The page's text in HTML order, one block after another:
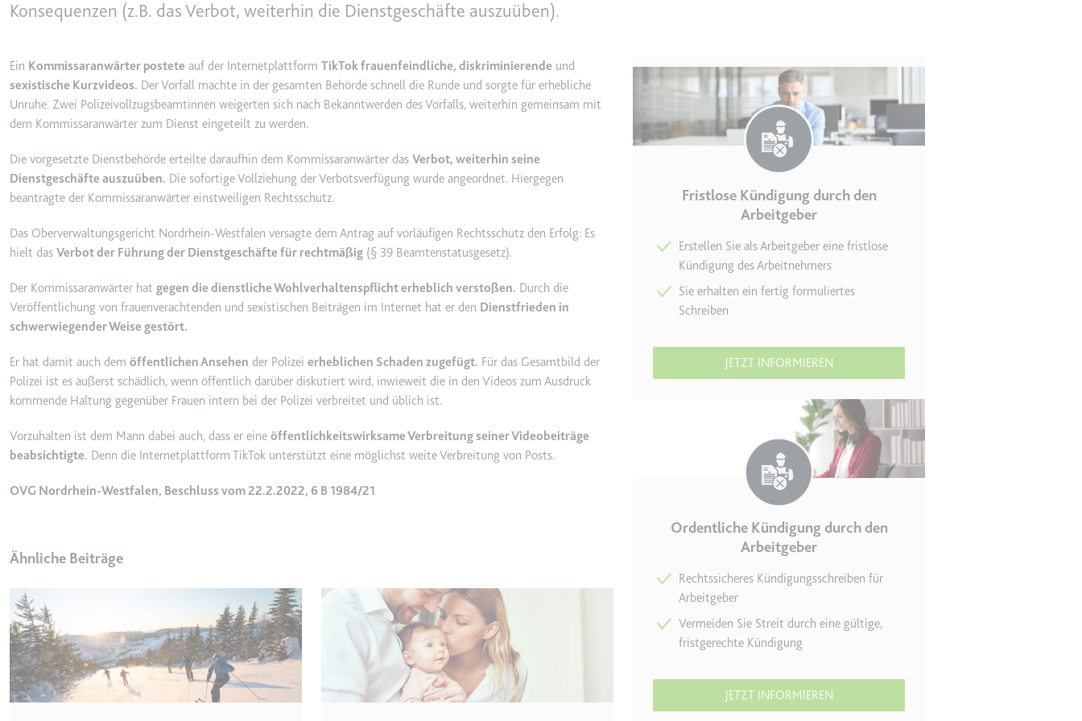
Zweck:
Wird verwendet, um Daten zu Google Analytics über das Gerät und das Verhalten des Besuchers zu
senden. Erfasst den Besucher über Geräte und Marketingkanäle hinweg.
Ablauf:
2 Jahre
Typ:
HTTP-Cookie
_gcl_au
Anbieter:
smartlaw.de
Zweck:
Wird verwendet, um die Effizienz der Werbeaktivitäten der Website zu messen, indem Daten über die
Conversion-Rate der Anzeigen der Website über mehrere Websites hinweg gesammelt werden.
_gcl_ls
Anbieter:
www.googletagmanager.com
Verfolgt die Konversionsrate zwischen dem Nutzer und den Werbebannern auf der Website - Dies dient
der Optimierung der Relevanz der Werbung auf der Website.
Typ:
HTML Local Storage
Zweck:
Wird verwendet, um die Interaktion der Nutzer mit eingebetteten Inhalten zu verfolgen.
Ablauf:
180 Tage
Typ:
HTTP-Cookie
__Secure-YEC
behalten.
Konsequenzen (z.B. das Verbot, weiterhin die Dienstgeschäfte auszuüben).
Ein Kommissaranwärter postete auf der Internetplattform TikTok frauenfeindliche, diskriminierende und
sexistische Kurzvideos. Der Vorfall machte in der gesamten Behörde schnell die Runde und sorgte für erhebliche
Unruhe. Zwei Polizeivollzugsbeamtinnen weigerten sich nach Bekanntwerden des Vorfalls, weiterhin gemeinsam mit
dem Kommissaranwärter zum Dienst eingeteilt zu werden.
Die vorgesetzte Dienstbehörde erteilte daraufhin dem Kommissaranwärter das Verbot, weiterhin seine
Dienstgeschäfte auszuüben. Die sofortige Vollziehung der Verbotsverfügung wurde angeordnet. Hiergegen
beantragte der Kommissaranwärter einstweiligen Rechtsschutz.
Das Oberverwaltungsgericht Nordrhein-Westfalen versagte dem Antrag auf vorläufigen Rechtsschutz den Erfolg: Es
hielt das Verbot der Führung der Dienstgeschäfte für rechtmäßig (§ 39 Beamtenstatusgesetz).
Der Kommissaranwärter hat gegen die dienstliche Wohlverhaltenspflicht erheblich verstoßen. Durch die
Veröffentlichung von frauenverachtenden und sexistischen Beiträgen im Internet hat er den Dienstfrieden in
schwerwiegender Weise gestört.
Er hat damit auch dem öffentlichen Ansehen der Polizei erheblichen Schaden zugefügt. Für das Gesamtbild der
Polizei ist es äußerst schädlich, wenn öffentlich darüber diskutiert wird, inwieweit die in den Videos zum Ausdruck
kommende Haltung gegenüber Frauen intern bei der Polizei verbreitet und üblich ist.
Vorzuhalten ist dem Mann dabei auch, dass er eine öffentlichkeitswirksame Verbreitung seiner Videobeiträge
beabsichtigte. Denn die Internetplattform TikTok unterstützt eine möglichst weite Verbreitung von Posts.
OVG Nordrhein-Westfalen, Beschluss vom 22.2.2022, 6 B 1984/21
Ähnliche Beiträge
Fristlose Kündigung durch den
Arbeitgeber
Erstellen Sie als Arbeitgeber eine fristlose
Kündigung des Arbeitnehmers
Sie erhalten ein fertig formuliertes
Schreiben
JETZT INFORMIEREN
Ordentliche Kündigung durch den
Arbeitgeber
Rechtssicheres Kündigungsschreiben für
Arbeitgeber
Vermeiden Sie Streit durch eine gültige,
fristgerechte Kündigung
JETZT INFORMIEREN